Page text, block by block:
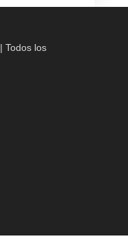
Todos los